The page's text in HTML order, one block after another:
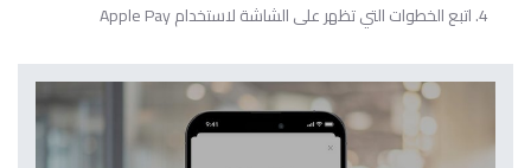
اتبع الخطوات التي تظهر على الشاشة لاستخدام Apple Pay